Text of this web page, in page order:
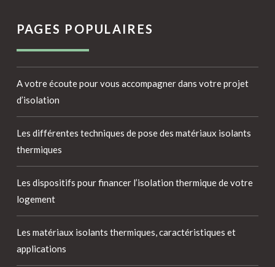
PAGES POPULAIRES
A votre écoute pour vous accompagner dans votre projet
d’isolation
Les différentes techniques de pose des matériaux isolants
thermiques
Les dispositifs pour financer l’isolation thermique de votre
logement
Les matériaux isolants thermiques, caractéristiques et
applications